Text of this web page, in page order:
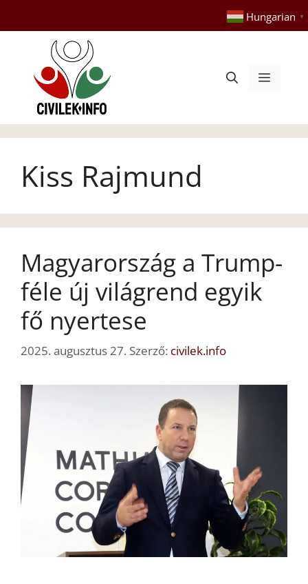
tartalomba
Hungarian ▼
Menü
Kiss Rajmund
Magyarország a Trump-
féle új világrend egyik
fő nyertese
2025. augusztus 27. Szerző: civilek.info